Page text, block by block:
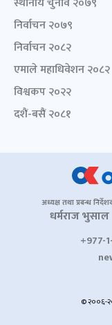
निर्वाचन २०७९
निर्वाचन २०८२
एमाले महाधिवेशन २०८२
विश्वकप २०२२
दशैं-बसैं २०८१
अध्यक्ष तथा प्रबन्ध
धर्मराज भुसाल
+977-
© २००६-